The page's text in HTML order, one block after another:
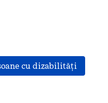
cu dizabilităţi